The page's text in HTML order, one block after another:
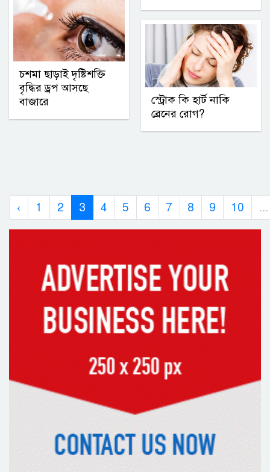
চশমা ছাড়াই দৃষ্টিশক্তি
বৃদ্ধির ড্রপ আসছে
বাজারে
স্ট্রোক কি হার্ট নাকি
ব্রেনের রোগ?
‹ 1 2 3 4 5 6 7 8 9 10 ...